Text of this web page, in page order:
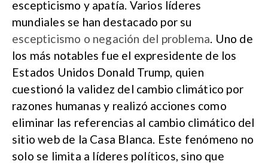
escepticismo y apatía. Varios líderes
mundiales se han destacado por su
escepticismo o negación del problema. Uno de
los más notables fue el expresidente de los
Estados Unidos Donald Trump, quien
cuestionó la validez del cambio climático por
razones humanas y realizó acciones como
eliminar las referencias al cambio climático del
sitio web de la Casa Blanca. Este fenómeno no
solo se limita a líderes políticos, sino que